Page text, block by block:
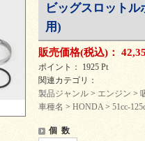
ビッグスロット
用)
販売価格(税込) ：
ポイント： 1925 Pt
関連カテゴリ：
製品ジャンル > エンジン >
車種名 > HONDA> 51cc-
個 数